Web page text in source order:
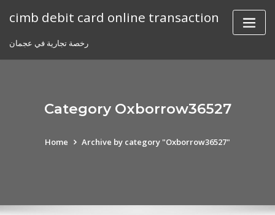
cimb debit card online transaction
رخصة تجارية في عجمان
Category Oxborrow36527
Home Archive by category "Oxborrow36527"